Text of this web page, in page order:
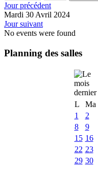
Jour précédent
Mardi 30 Avril 2024
Jour suivant
No events were found
Planning des salles
L
Ma
1
2
8
9
15 16
22 23
29 30